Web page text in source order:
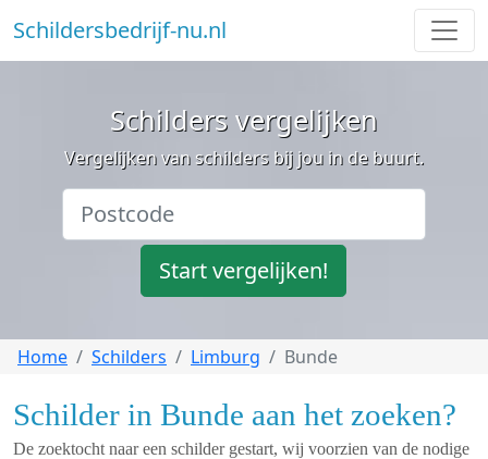
Schildersbedrijf-nu.nl
Schilders vergelijken
Vergelijken van schilders bij jou in de buurt.
Start vergelijken!
Home Schilders Limburg Bunde
Schilder in Bunde aan het zoeken?
De zoektocht naar een schilder gestart, wij voorzien van de nodige